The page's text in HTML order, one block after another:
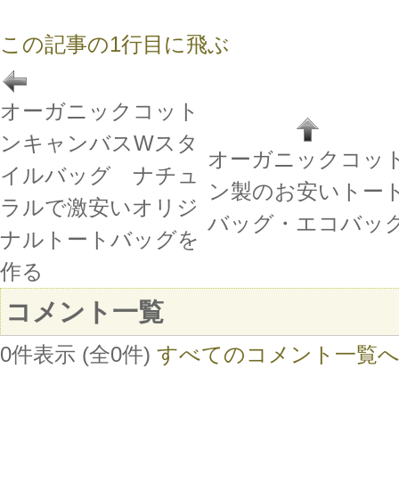
この記事の1行目に飛ぶ
オーガニックコット
ンキャンバスWスタ
イルバッグ ナチュ
ラルで激安いオリジ
ナルトートバッグを
作る
オーガニックコッ
ン製のお安いトー
バッグ・エコバッ
コメント一覧
0件表示 (全0件) すべてのコメント一覧へ